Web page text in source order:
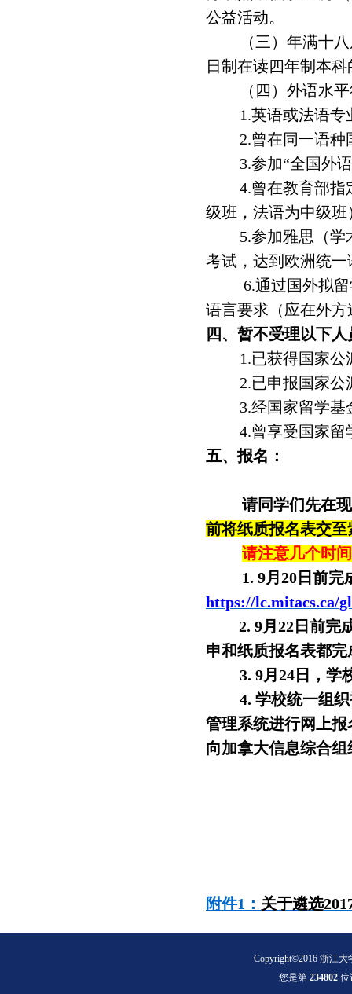
公益活动。
（三）年满十
日制在读四年制本
（四）外语水
1.英语或法语专
2.曾在同一语种
3.参加“全国外
4.曾在教育部指
级班，法语为中级班
5.参加雅思（学
考试，达到欧洲统一
6.通过国外拟
语言要求（应在外
四、 暂不受理以下人
1.已获得国家公
2.已申报国家公
3.经国家留学基
4.曾享受国家留
五、 报名：
请同学们先在
前将纸质报名表交至
请注意几个时
1. 9月20日前
https://lc.mitacs.ca/
2. 9月22日前完
申和纸质报名表都
3. 9月24日，学
4. 学校统一组
管理系统进行网上
向加拿大信息综合
附件1： 关于遴选
Copyright©2016 浙江大
您是第234802 位